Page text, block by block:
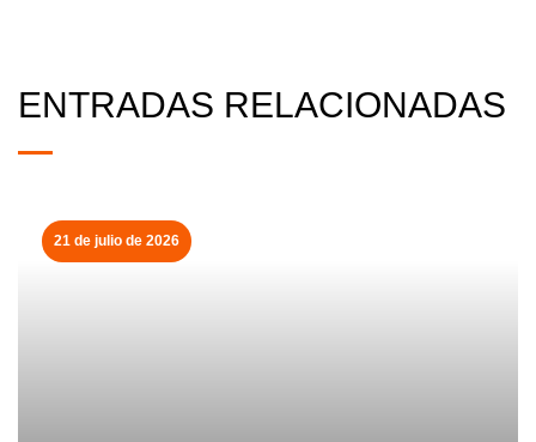
ENTRADAS RELACIONADAS
21 de julio de 2026